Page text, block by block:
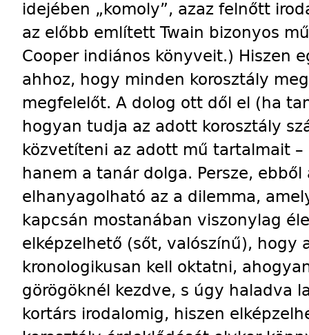
idejében „komoly”, azaz felnőtt
az előbb említett Twain bizonyos
Cooper indiános könyveit.) Hiszen
ahhoz, hogy minden korosztály
megfelelőt. A dolog ott dől el (ha
hogyan tudja az adott korosztály
közvetíteni az adott mű tartalmait –
hanem a tanár dolga. Persze,
elhanyagolható az a dilemma,
kapcsán mostanában viszonylag
elképzelhető (sőt, valószínű), hogy
kronologikusan kell oktatni,
görögöknél kezdve, s úgy haladva
kortárs irodalomig, hiszen